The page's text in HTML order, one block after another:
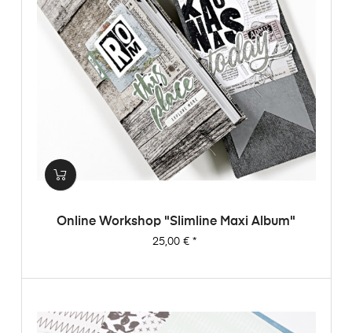
Online Workshop "Slimline Maxi Album"
Preis
25,00 €*